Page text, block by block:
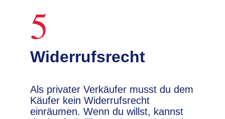
5
Widerrufsrecht
Als privater Verkäufer musst du dem
Käufer kein Widerrufsrecht
einräumen. Wenn du willst, kannst